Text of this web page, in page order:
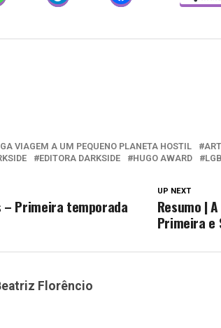
VIAGEM A UM PEQUENO PLANETA HOSTIL
EDITORA DARKSIDE HUGO AWARD
UP NEXT
Resumo |
Primeira e
– Primeira temporada
Florêncio